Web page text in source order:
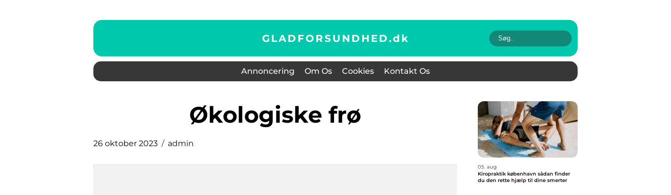
GLADFORSUNDHED.dk
Annoncering Om Os Cookies Kontakt Os
økologiske frø
26 oktober 2023 admin
05. aug
Kiropraktik københavn sådan finder
du den rette hjælp til dine smerter